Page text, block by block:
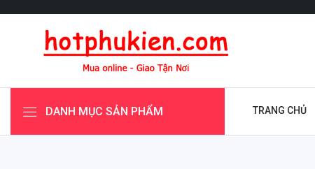
DANH MỤC SẢN PHẨM TRANG CHỦ